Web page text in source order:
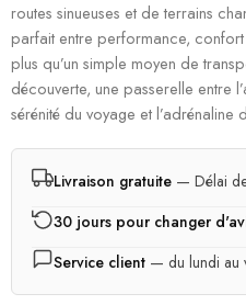
routes sinueuses et de terrains
parfait entre performance,
plus qu’un simple moyen de
découverte, une passerelle entre
sérénité du voyage et l’adrénaline
Livraison gratuite — Délai
30 jours pour changer
Service client — du lundi au